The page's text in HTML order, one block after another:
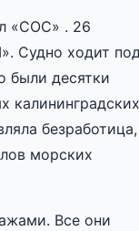
«СОС» . 26
Судно ходит
были десятки
калининградских
безработица,
морских
Все они